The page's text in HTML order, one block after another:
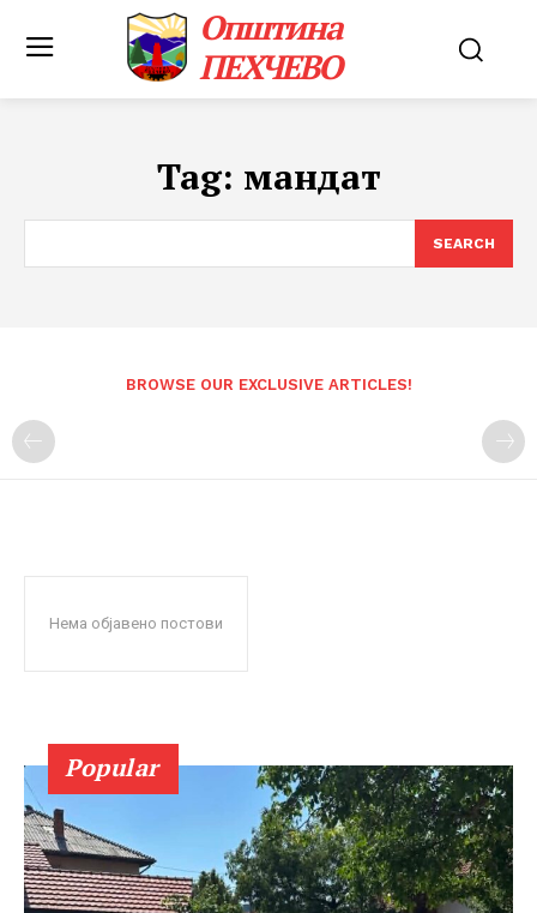
Општина
ПЕХЧЕВО
Tag: мандат
SEARCH
BROWSE OUR EXCLUSIVE ARTICLES!
Нема објавено постови
Popular